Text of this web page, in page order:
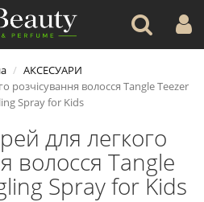
АКСЕСУАРИ
розчісування волосся Tangle Teezer
Spray for Kids
для легкого
волосся Tangle
Spray for Kids